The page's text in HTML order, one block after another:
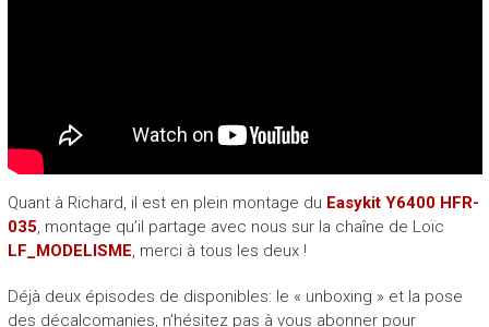
Quant à Richard, il est en plein montage du Easykit Y6400 HFR-
035, montage qu’il partage avec nous sur la chaîne de Loïc
LF_MODELISME, merci à tous les deux !
Déjà deux épisodes de disponibles: le « unboxing » et la pose
des décalcomanies, n’hésitez pas à vous abonner pour